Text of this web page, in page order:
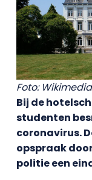
Foto:
Bij de
studenten
coronavirus.
opspraak
politie een